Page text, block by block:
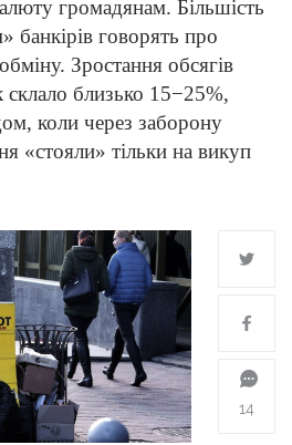
громадянам. Більшість
банкірів говорять про
Зростання обсягів
склало близько 15−25%,
коли через заборону
«стояли» тільки на викуп
14